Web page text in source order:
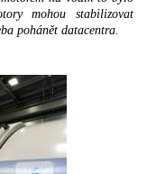
mohou stabilizovat
pohánět datacentra.